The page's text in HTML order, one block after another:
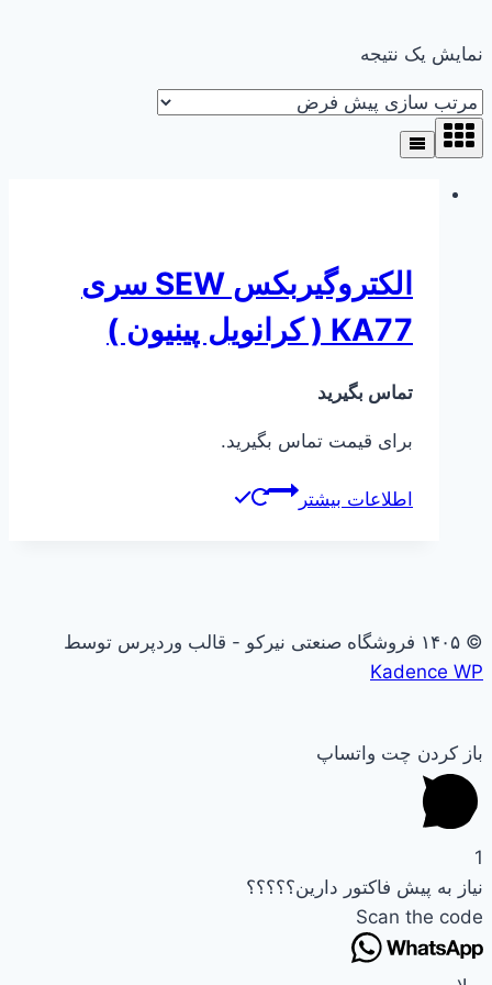
نمایش یک نتیجه
الکتروگیربکس SEW سری
KA77 ( کرانویل پینیون )
تماس بگیرید
برای قیمت تماس بگیرید.
اطلاعات بیشتر
© ۱۴۰۵ فروشگاه صنعتی نیرکو - قالب وردپرس توسط
Kadence WP
باز کردن چت واتساپ
1
نیاز به پیش فاکتور دارین؟؟؟؟؟
Scan the code